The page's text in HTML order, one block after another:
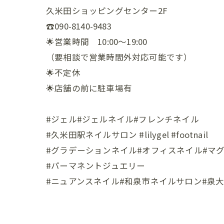
久米田ショッピングセンター2F
☎️090-8140-9483
🌟営業時間 10:00〜19:00
（要相談で営業時間外対応可能です）
🌟不定休
🌟店舗の前に駐車場有
#ジェル#ジェルネイル#フレンチネイル
#久米田駅ネイルサロン #lilygel #footnail
#グラデーションネイル#オフィスネイル#マ
#パーマネントジュエリー
#ニュアンスネイル#和泉市ネイルサロン#